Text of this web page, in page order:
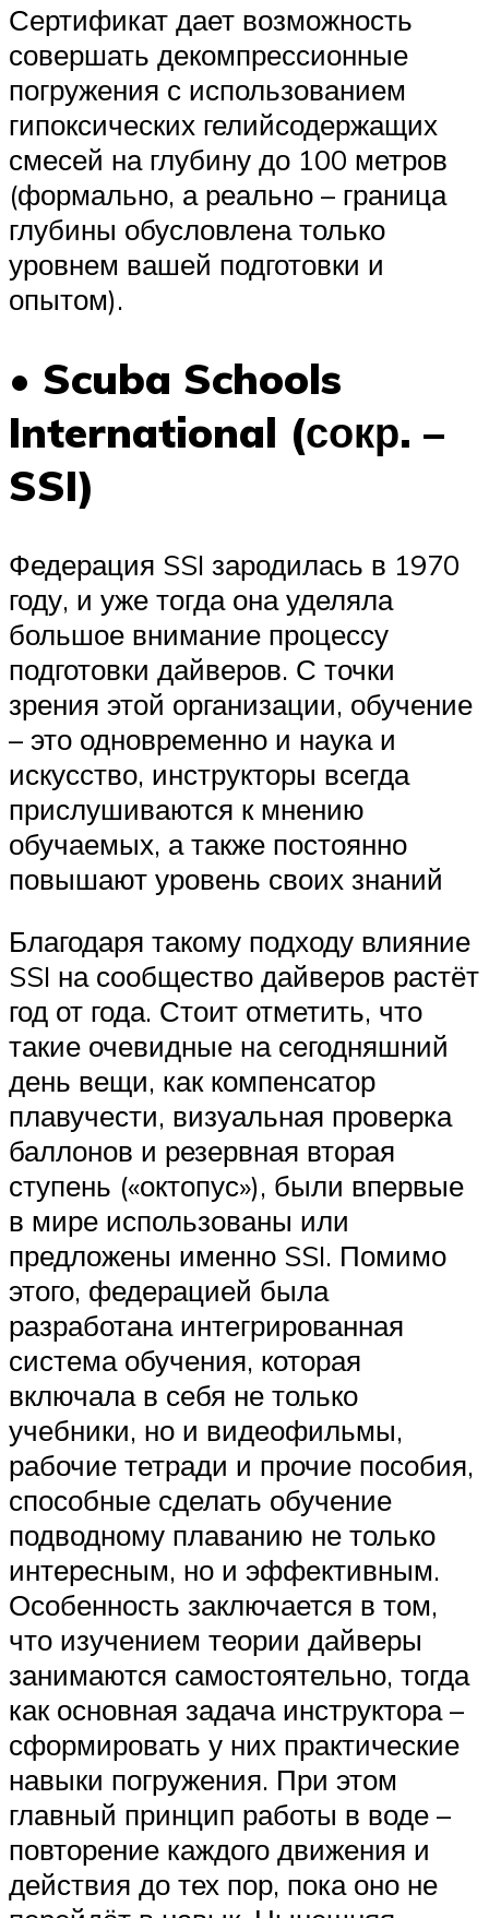
Сертификат дает возможность
совершать декомпрессионные
погружения с использованием
гипоксических гелийсодержащих
смесей на глубину до 100 метров
(формально, а реально – граница
глубины обусловлена только
уровнем вашей подготовки и
опытом).
• Scuba Schools
International (сокр. –
SSI)
Федерация SSI зародилась в 1970
году, и уже тогда она уделяла
большое внимание процессу
подготовки дайверов. С точки
зрения этой организации, обучение
– это одновременно и наука и
искусство, инструкторы всегда
прислушиваются к мнению
обучаемых, а также постоянно
повышают уровень своих знаний
Благодаря такому подходу влияние
SSI на сообщество дайверов растёт
год от года. Стоит отметить, что
такие очевидные на сегодняшний
день вещи, как компенсатор
плавучести, визуальная проверка
баллонов и резервная вторая
ступень («октопус»), были впервые
в мире использованы или
предложены именно SSI. Помимо
этого, федерацией была
разработана интегрированная
система обучения, которая
включала в себя не только
учебники, но и видеофильмы,
рабочие тетради и прочие пособия,
способные сделать обучение
подводному плаванию не только
интересным, но и эффективным.
Особенность заключается в том,
что изучением теории дайверы
занимаются самостоятельно, тогда
как основная задача инструктора –
сформировать у них практические
навыки погружения. При этом
главный принцип работы в воде –
повторение каждого движения и
действия до тех пор, пока оно не